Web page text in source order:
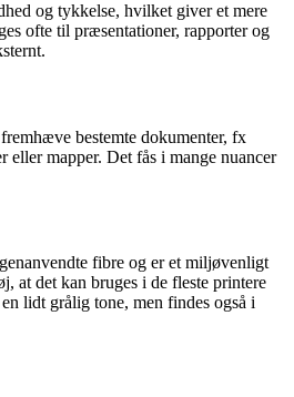
og tykkelse, hvilket giver et mere
ofte til præsentationer, rapporter og
bestemte dokumenter, fx
eller mapper. Det fås i mange nuancer
fibre og er et miljøvenligt
at det kan bruges i de fleste printere
lidt grålig tone, men findes også i